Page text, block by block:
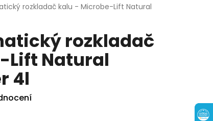
rozkladač kalu - Microbe-Lift Natural
rozkladač
Lift Natural
4l